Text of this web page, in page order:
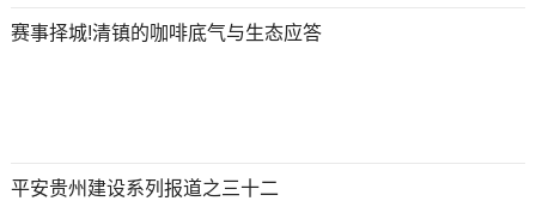
赛事择城!清镇的咖啡底气与生态应答
平安贵州建设系列报道之三十二